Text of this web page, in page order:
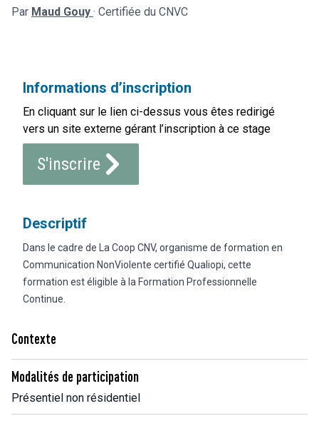
Par Maud Gouy · Certifiée du CNVC
Contexte
Modalités de participation
Présentiel non résidentiel
Informations d’inscription
En cliquant sur le lien ci-dessus vous êtes redirigé
vers un site externe gérant l’inscription à ce stage
S'inscrire
Descriptif
Dans le cadre de La Coop CNV, organisme de formation en
Communication NonViolente certifié Qualiopi, cette
formation est éligible à la Formation Professionnelle
Continue.